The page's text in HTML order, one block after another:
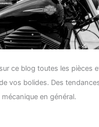
ce blog toutes les pièces
de vos bolides. Des
en général.